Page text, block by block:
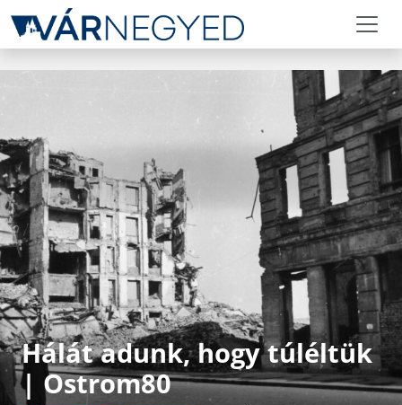
Hálát adunk, hogy túléltük
| Ostrom80